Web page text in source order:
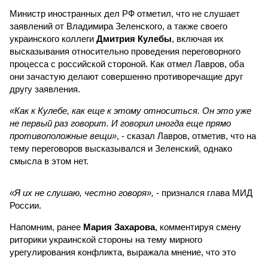
Министр иностранных дел РФ отметил, что не слушает
заявлений от Владимира Зеленского, а также своего
украинского коллеги Дмитрия Кулебы, включая их
высказывания относительно проведения переговорного
процесса с российской стороной. Как отмел Лавров, оба
они зачастую делают совершенно противоречащие друг
другу заявления.
«Как к Кулебе, как еще к этому относиться. Он это уже
не первый раз говорит. И говорил иногда еще прямо
противоположные вещи», - сказал Лавров, отметив, что на
тему переговоров высказывался и Зеленский, однако
смысла в этом нет.
«Я их не слушаю, честно говоря», - признался глава МИД
России.
Напомним, ранее Мария Захарова, комментируя смену
риторики украинской стороны на тему мирного
урегулирования конфликта, выражала мнение, что это